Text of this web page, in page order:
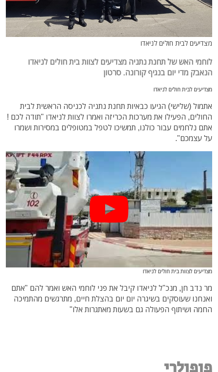
מצדיעים לבית חולים לניאדו
לוחמי האש של תחנת נתניה מצדיעים לצוות בית חולים לניאדו
הנאבק מדי יום בנגיף קורונה. סרטון
מצדיעים לבית חולים לניאדו
אתמול (שלישי) הגיעו כבאיות תחנת נתניה לכניסה הראשית לבית
החולים, הפעילו את מערכות הכריזה ואמרו לצוות לניאדו "תודה לכם !
אתם נלחמים עבור כולנו, תמשיכו לטפל במטופלים במסירות ושמרו
על עצמכם".
מצדיעים לצוות בית חולים לניאדו
מר נדב חן, מנכ"ל לניאדו קיבל את פני לוחמי האש ואמר להם "אתם
ואנחנו שעוסקים בשיגרה יום יום בהצלת חיים, מתרגשים מהתמיכה
החמה ושיתוף הפעולה גם בשעות מאתגרות אלו"